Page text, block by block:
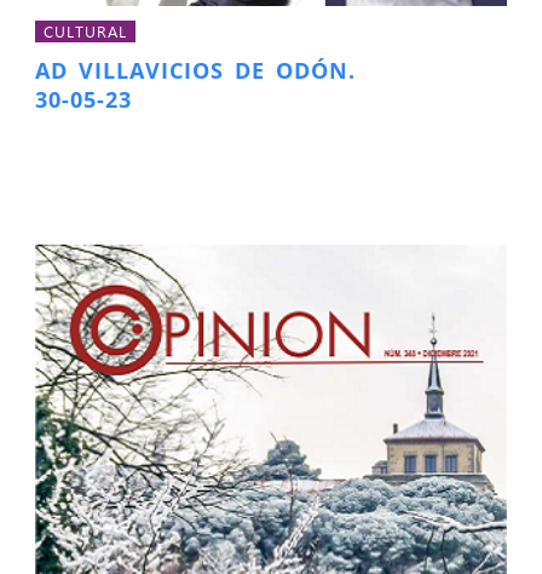
CULTURAL
AD VILLAVICIOS DE ODÓN.
30-05-23